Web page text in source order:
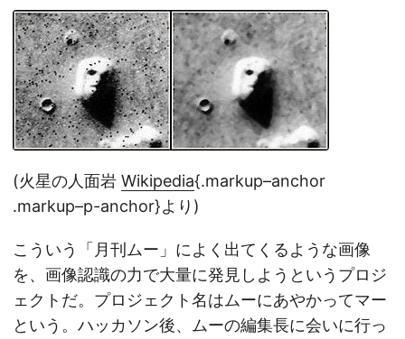
(火星の人面岩 Wikipedia{.markup–anchor
.markup–p-anchor}より)
こういう「月刊ムー」によく出てくるような画像
を、画像認識の力で大量に発見しようというプロジ
ェクトだ。プロジェクト名はムーにあやかってマー
という。ハッカソン後、ムーの編集長に会いに行っ